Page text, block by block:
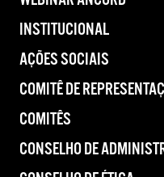
INSTITUCIONAL
AÇÕES SOCIAIS
COMITÊ DE
COMITÊS
CONSELHO DE